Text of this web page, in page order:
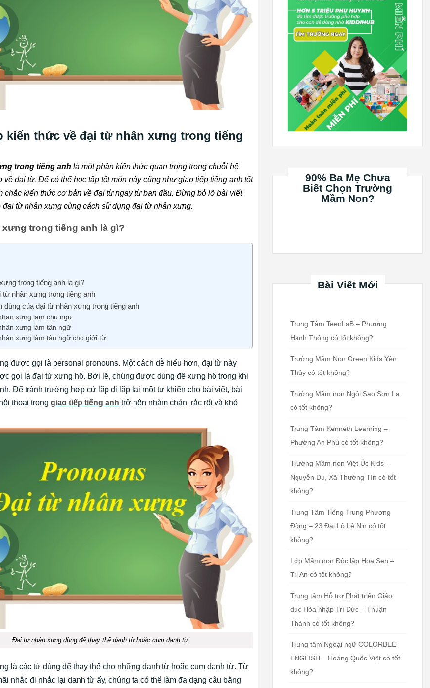
kiến thức về đại từ nhân xưng trong tiếng
trong tiếng anh là một phần kiến thức quan trọng trong chuỗi hệ
về đại từ. Để có thể học tập tốt môn này cũng như giao tiếp tiếng anh tốt
chắc kiến thức cơ bản về đại từ ngay từ ban đầu. Đừng bỏ lỡ bài viết
đại từ nhân xưng cùng cách sử dụng đại từ nhân xưng.
trong tiếng anh là gì?
trong tiếng anh là gì?
từ nhân xưng trong tiếng anh
dùng của đại từ nhân xưng trong tiếng anh
xưng làm chủ ngữ
xưng làm tân ngữ
xưng làm tân ngữ cho giới từ
được gọi là personal pronouns. Một cách dễ hiểu hơn, đại từ này
gọi là đại từ xưng hô. Bởi lẽ, chúng được dùng để xưng hô trong khi
Để tránh trường hợp cứ lặp đi lặp lại một từ khiến cho bài viết, bài
thoại trong giao tiếp tiếng anh trở nên nhàm chán, rắc rối và khó
Đại từ nhân xưng dùng để thay thế danh từ hoặc cụm danh từ
là các từ dùng để thay thế cho những danh từ hoặc cụm danh từ. Từ
nhắc đi nhắc lại danh từ ấy, chúng ta có thể làm đa dạng câu bằng
90% Ba Mẹ Chưa
Biết Chọn Trường
Mầm Non?
Bài Viết Mới
Trung Tâm TeenLaB – Phường
Hạnh Thông có tốt không?
Trường Mầm Non Green Kids Yên
Thủy có tốt không?
Trường Mầm non Ngôi Sao Sơn La
có tốt không?
Trung Tâm Kenneth Learning –
Phường An Phú có tốt không?
Trường Mầm non Việt Úc Kids –
Nguyễn Du, Xã Thường Tín có tốt
không?
Trung Tâm Tiếng Trung Phương
Đông – 23 Đại Lộ Lê Nin có tốt
không?
Lớp Mầm non Độc lập Hoa Sen –
Trị An có tốt không?
Trung tâm Hỗ trợ Phát triển Giáo
dục Hòa nhập Trí Đức – Thuận
Thành có tốt không?
Trung tâm Ngoại ngữ COLORBEE
ENGLISH – Hoàng Quốc Việt có tốt
không?